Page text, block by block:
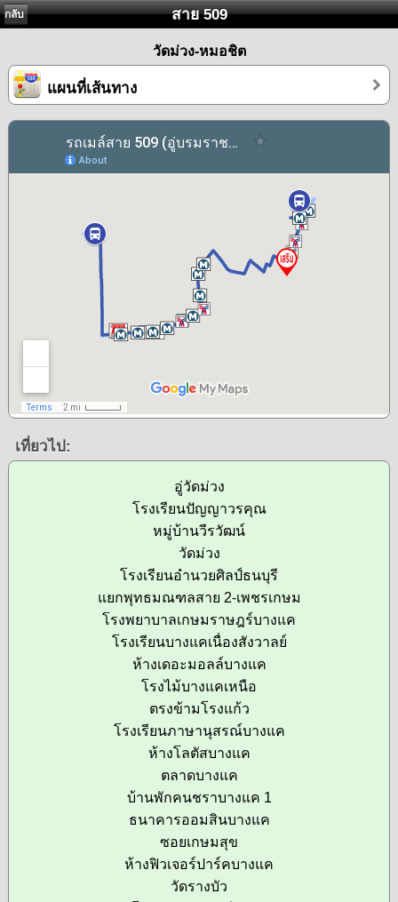
กลับ สาย 509
วัดม่วง-หมอชิต
แผนที่เส้นทาง
เที่ยวไป:
อู่วัดม่วง
โรงเรียนปัญญาวรคุณ
หมู่บ้านวีรวัฒน์
วัดม่วง
โรงเรียนอำนวยศิลป์ธนบุรี
แยกพุทธมณฑลสาย 2-เพชรเกษม
โรงพยาบาลเกษมราษฎร์บางแค
โรงเรียนบางแคเนื่องสังวาลย์
ห้างเดอะมอลล์บางแค
โรงไม้บางแคเหนือ
ตรงข้ามโรงแก้ว
โรงเรียนภาษานุสรณ์บางแค
ห้างโลตัสบางแค
ตลาดบางแค
บ้านพักคนชราบางแค 1
ธนาคารออมสินบางแค
ซอยเกษมสุข
ห้างฟิวเจอร์ปาร์คบางแค
วัดรางบัว